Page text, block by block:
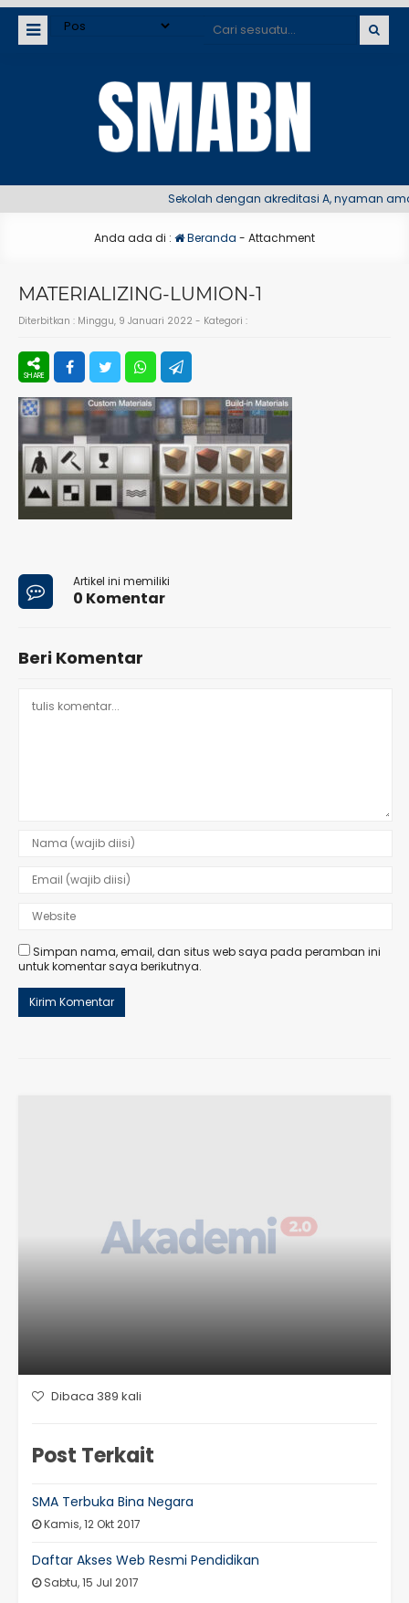
Sekolah dengan akreditasi A, nyaman
Anda ada di : Beranda - Attachment
MATERIALIZING-LUMION-1
Diterbitkan : Minggu, 9 Januari 2022 - Kategori :
Artikel ini memiliki
0 Komentar
Beri Komentar
Simpan nama, email, dan situs web saya pada peramban ini
untuk komentar saya berikutnya.
Dibaca 389 kali
Post Terkait
SMA Terbuka Bina Negara
Kamis, 12 Okt 2017
Daftar Akses Web Resmi Pendidikan
Sabtu, 15 Jul 2017